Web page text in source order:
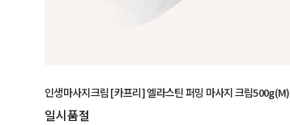
인생마사지크림 [카프리] 엘라스틴 퍼밍 마사지 크림500g(M)
일시품절